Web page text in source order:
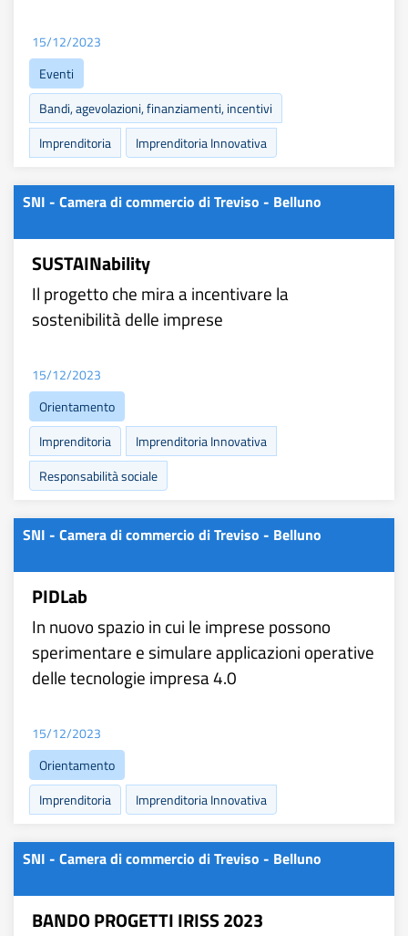
15/12/2023
Eventi
Bandi, agevolazioni, finanziamenti, incentivi
Imprenditoria
Imprenditoria Innovativa
SNI - Camera di commercio di Treviso - Belluno
SUSTAINability
Il progetto che mira a incentivare la
sostenibilità delle imprese
15/12/2023
Orientamento
Imprenditoria
Imprenditoria Innovativa
Responsabilità sociale
SNI - Camera di commercio di Treviso - Belluno
PIDLab
In nuovo spazio in cui le imprese possono
sperimentare e simulare applicazioni operative
delle tecnologie impresa 4.0
15/12/2023
Orientamento
Imprenditoria
Imprenditoria Innovativa
SNI - Camera di commercio di Treviso - Belluno
BANDO PROGETTI IRISS 2023